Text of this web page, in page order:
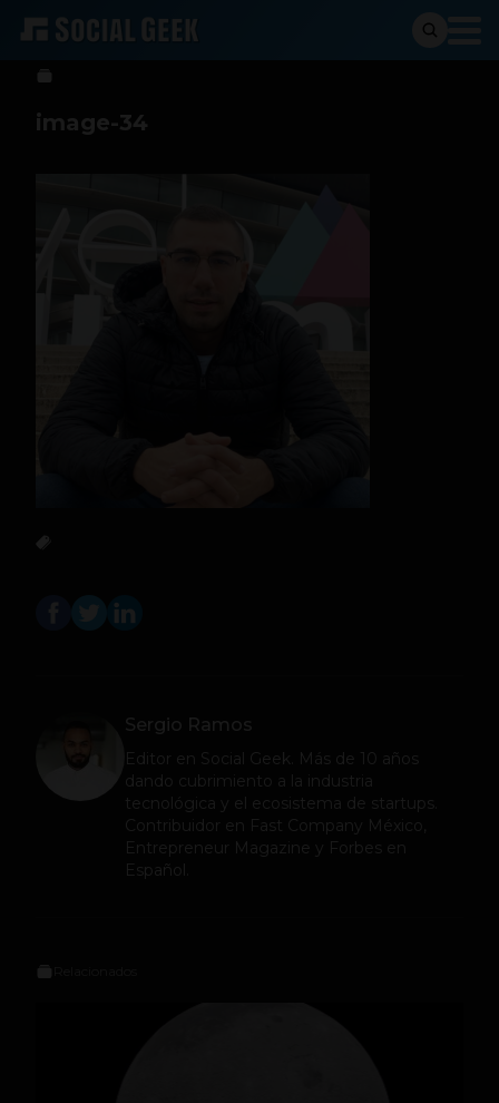
Sergio Ramos 23 de mayo de 2023
image-34
Sergio Ramos
Editor en Social Geek
. Más de 10 años
dando cubrimiento a la industria
tecnológica y el ecosistema de startups.
Contribuidor en Fast Company México,
Entrepreneur Magazine y Forbes en
Español.